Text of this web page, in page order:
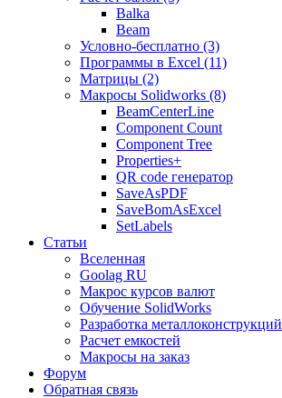
Balka
Beam
Условно-бесплатно (3)
Программы в Excel (11)
Матрицы (2)
Макросы Solidworks (8)
BeamCenterLine
Component Count
Component Tree
Properties+
QR code генератор
SaveAsPDF
SaveBomAsExcel
SetLabels
Статьи
Вселенная
Goolag RU
Макрос курсов валют
Обучение SolidWorks
Разработка металлоконструкций
Расчет емкостей
Макросы на заказ
Форум
Обратная связь